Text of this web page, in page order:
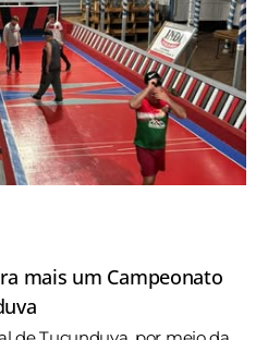
mais um Campeonato